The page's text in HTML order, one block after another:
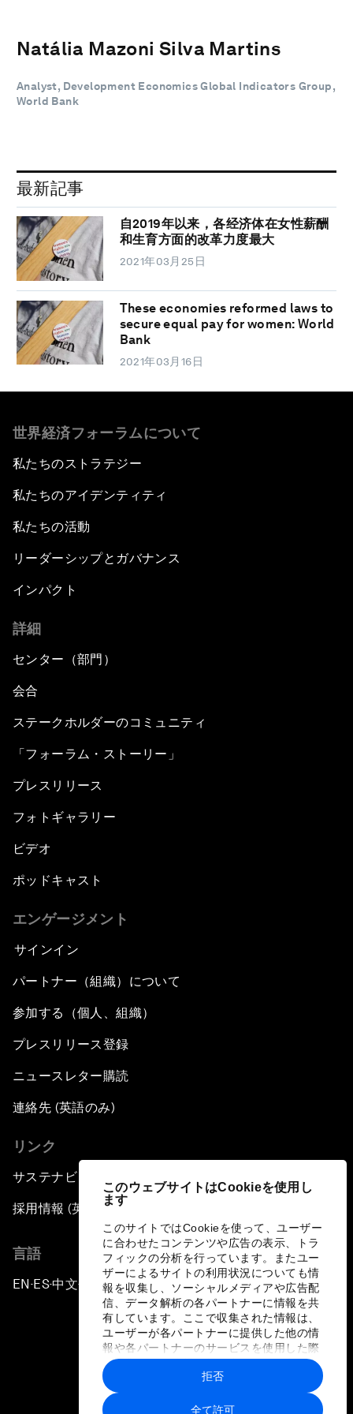
このウェブサイトはCookieを使用し
ます
このサイトではCookieを使って、ユーザー
に合わせたコンテンツや広告の表示、トラ
フィックの分析を行っています。またユー
ザーによるサイトの利用状況についても情
報を収集し、ソーシャルメディアや広告配
信、データ解析の各パートナーに情報を共
有しています。ここで収集された情報は、
ユーザーが各パートナーに提供した他の情
報や各パートナーのサービスを使用した際
に収集された情報と組み合わされ、各パー
トナーによって使用されることがありま
す。
全て許可
拒否
Natália Mazoni Silva Martins
Analyst, Development Economics Global Indicators Group,
World Bank
最新記事
自2019年以来，各经济体在女性薪酬
和生育方面的改革力度最大
2021年03月25日
These economies reformed laws to
secure equal pay for women: World
Bank
2021年03月16日
世界経済フォーラムについて
私たちのストラテジー
私たちのアイデンティティ
私たちの活動
リーダーシップとガバナンス
インパクト
詳細
センター（部門）
会合
ステークホルダーのコミュニティ
「フォーラム・ストーリー」
プレスリリース
フォトギャラリー
ビデオ
ポッドキャスト
エンゲージメント
サインイン
パートナー（組織）について
参加する（個人、組織）
プレスリリース登録
ニュースレター購読
連絡先 (英語のみ)
リンク
サステナビリティへの取り組み
採用情報 (英語のみ)
言語
EN ▪ES▪中文▪ 日本語
プライバシーポリシーと利用規約